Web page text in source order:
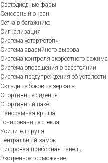
Светодиодные фары
Сенсорный экран
Сетка в багажнике
Сигнализация
Система «старт-стоп»
Система аварийного вызова
Система контроля скоростного режима
Система оповещения о расстоянии
Система предупреждения об усталости
Складные боковые зеркала
Спортивные сиденья
Спортивный пакет
Панорамная крыша
Тонированные стекла
Усилитель руля
Центральный замок
Цифровая приборная панель
Экстренное торможение